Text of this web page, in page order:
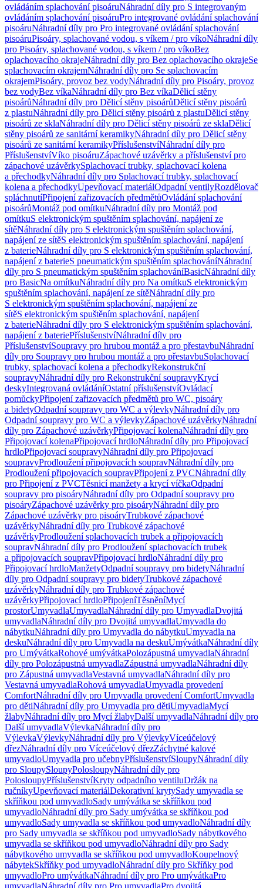
ovládáním splachování pisoáruNáhradní díly pro S integrovaným
ovládáním splachování pisoáruPro integrované ovládání splachování
pisoáruNáhradní díly pro Pro integrované ovládání splachování
pisoáruPisoáry, splachované vodou, s víkem / pro víkoNáhradní díly
pro Pisoáry, splachované vodou, s víkem / pro víkoBez
oplachovacího okrajeNáhradní díly pro Bez oplachovacího okrajeSe
splachovacím okrajemNáhradní díly pro Se splachovacím
okrajemPisoáry, provoz bez vodyNáhradní díly pro Pisoáry, provoz
bez vodyBez víkaNáhradní díly pro Bez víkaDělicí stěny
pisoárůNáhradní díly pro Dělicí stěny pisoárůDělicí stěny pisoárů
z plastuNáhradní díly pro Dělicí stěny pisoárů z plastuDělicí stěny
pisoárů ze sklaNáhradní díly pro Dělicí stěny pisoárů ze sklaDělicí
stěny pisoárů ze sanitární keramikyNáhradní díly pro Dělicí stěny
pisoárů ze sanitární keramikyPříslušenstvíNáhradní díly pro
PříslušenstvíVíko pisoáruZápachové uzávěrky a příslušenství pro
zápachové uzávěrkySplachovací trubky, splachovací kolena
a přechodkyNáhradní díly pro Splachovací trubky, splachovací
kolena a přechodkyUpevňovací materiálOdpadní ventilyRozdělovač
spláchnutíPřipojení zařizovacích předmětůOvládání splachování
pisoárůMontáž pod omítkuNáhradní díly pro Montáž pod
omítkuS elektronickým spuštěním splachování, napájení ze
sítěNáhradní díly pro S elektronickým spuštěním splachování,
napájení ze sítěS elektronickým spuštěním splachování, napájení
z baterieNáhradní díly pro S elektronickým spuštěním splachování,
napájení z baterieS pneumatickým spuštěním splachováníNáhradní
díly pro S pneumatickým spuštěním splachováníBasicNáhradní díly
pro BasicNa omítkuNáhradní díly pro Na omítkuS elektronickým
spuštěním splachování, napájení ze sítěNáhradní díly pro
S elektronickým spuštěním splachování, napájení ze
sítěS elektronickým spuštěním splachování, napájení
z baterieNáhradní díly pro S elektronickým spuštěním splachování,
napájení z bateriePříslušenstvíNáhradní díly pro
PříslušenstvíSoupravy pro hrubou montáž a pro přestavbuNáhradní
díly pro Soupravy pro hrubou montáž a pro přestavbuSplachovací
trubky, splachovací kolena a přechodkyRekonstrukční
soupravyNáhradní díly pro Rekonstrukční soupravyKrycí
deskyIntegrovaná ovládáníOstatní příslušenstvíOvládací
pomůckyPřipojení zařizovacích předmětů pro WC, pisoáry
a bidetyOdpadní soupravy pro WC a výlevkyNáhradní díly pro
Odpadní soupravy pro WC a výlevkyZápachové uzávěrkyNáhradní
díly pro Zápachové uzávěrkyPřipojovací kolenaNáhradní díly pro
Připojovací kolenaPřipojovací hrdloNáhradní díly pro Připojovací
hrdloPřipojovací soupravyNáhradní díly pro Připojovací
soupravyProdloužení připojovacích soupravNáhradní díly pro
Prodloužení připojovacích soupravPřipojení z PVCNáhradní díly
pro Připojení z PVCTěsnicí manžety a krycí víčkaOdpadní
soupravy pro pisoáryNáhradní díly pro Odpadní soupravy pro
pisoáryZápachové uzávěrky pro pisoáryNáhradní díly pro
Zápachové uzávěrky pro pisoáryTrubkové zápachové
uzávěrkyNáhradní díly pro Trubkové zápachové
uzávěrkyProdloužení splachovacích trubek a připojovacích
soupravNáhradní díly pro Prodloužení splachovacích trubek
a připojovacích soupravPřipojovací hrdloNáhradní díly pro
Připojovací hrdloManžetyOdpadní soupravy pro bidetyNáhradní
díly pro Odpadní soupravy pro bidetyTrubkové zápachové
uzávěrkyNáhradní díly pro Trubkové zápachové
uzávěrkyPřipojovací hrdloPřipojeníTěsněníMycí
prostorUmyvadlaUmyvadlaNáhradní díly pro UmyvadlaDvojitá
umyvadlaNáhradní díly pro Dvojitá umyvadlaUmyvadla do
nábytkuNáhradní díly pro Umyvadla do nábytkuUmyvadla na
deskuNáhradní díly pro Umyvadla na deskuUmývátkaNáhradní díly
pro UmývátkaRohové umývátkaPolozápustná umyvadlaNáhradní
díly pro Polozápustná umyvadlaZápustná umyvadlaNáhradní díly
pro Zápustná umyvadlaVestavná umyvadlaNáhradní díly pro
Vestavná umyvadlaRohová umyvadlaUmyvadla provedení
ComfortNáhradní díly pro Umyvadla provedení ComfortUmyvadla
pro dětiNáhradní díly pro Umyvadla pro dětiUmyvadlaMycí
žlabyNáhradní díly pro Mycí žlabyDalší umyvadlaNáhradní díly pro
Další umyvadlaVýlevkaNáhradní díly pro
VýlevkaVýlevkyNáhradní díly pro VýlevkyVíceúčelový
dřezNáhradní díly pro Víceúčelový dřezZáchytné kalové
umyvadloUmyvadla pro učebnyPříslušenstvíSloupyNáhradní díly
pro SloupySloupyPolosloupyNáhradní díly pro
PolosloupyPříslušenstvíKryty odpadního ventiluDržák na
ručníkyUpevňovací materiálDekorativní krytySady umyvadla se
skříňkou pod umyvadloSady umývátka se skříňkou pod
umyvadloNáhradní díly pro Sady umývátka se skříňkou pod
umyvadloSady umyvadla se skříňkou pod umyvadloNáhradní díly
pro Sady umyvadla se skříňkou pod umyvadloSady nábytkového
umyvadla se skříňkou pod umyvadloNáhradní díly pro Sady
nábytkového umyvadla se skříňkou pod umyvadloKoupelnový
nábytekSkříňky pod umyvadloNáhradní díly pro Skříňky pod
umyvadloPro umývátkaNáhradní díly pro Pro umývátkaPro
umyvadlaNáhradní díly pro Pro umyvadlaPro dvojitá